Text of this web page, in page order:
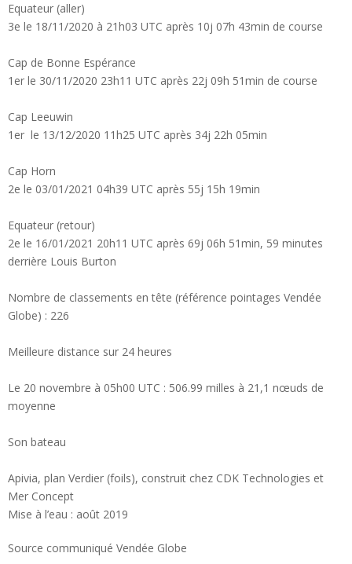
Equateur (aller)
3e le 18/11/2020 à 21h03 UTC après 10j 07h 43min de course
Cap de Bonne Espérance
1er le 30/11/2020 23h11 UTC après 22j 09h 51min de course
Cap Leeuwin
1er le 13/12/2020 11h25 UTC après 34j 22h 05min
Cap Horn
2e le 03/01/2021 04h39 UTC après 55j 15h 19min
Equateur (retour)
2e le 16/01/2021 20h11 UTC après 69j 06h 51min, 59 minutes
derrière Louis Burton
Nombre de classements en tête (référence pointages Vendée
Globe) : 226
Meilleure distance sur 24 heures
Le 20 novembre à 05h00 UTC : 506.99 milles à 21,1 nœuds de
moyenne
Son bateau
Apivia, plan Verdier (foils), construit chez CDK Technologies et
Mer Concept
Mise à l’eau : août 2019
Source communiqué Vendée Globe